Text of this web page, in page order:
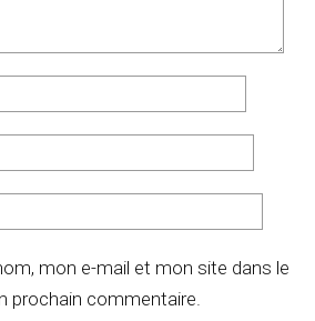
mon e-mail et mon site dans le
prochain commentaire.